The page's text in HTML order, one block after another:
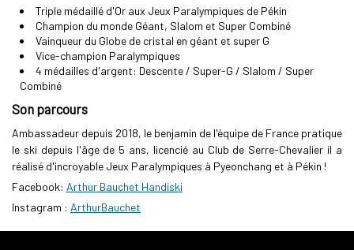
Triple médaillé d'Or aux Jeux Paralympiques de Pékin
Champion du monde Géant, Slalom et Super Combiné
Vainqueur du Globe de cristal en géant et super G
Vice-champion Paralympiques
4 médailles d'argent: Descente / Super-G / Slalom / Super
Combiné
Son parcours
Ambassadeur depuis 2018, le benjamin de l'équipe de France pratique
le ski depuis l'âge de 5 ans, licencié au Club de Serre-Chevalier il a
réalisé d'incroyable Jeux Paralympiques à Pyeonchang et à Pékin !
Facebook: Arthur Bauchet Handiski
Instagram : ArthurBauchet